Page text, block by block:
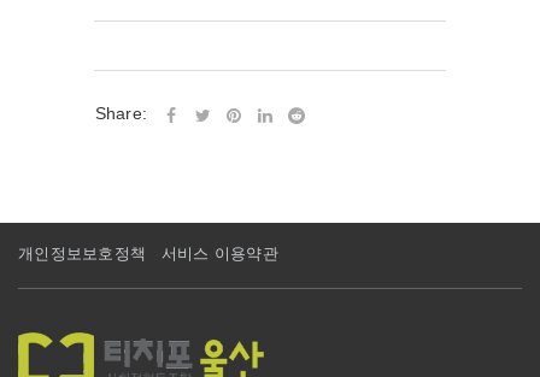
Share:
개인정보보호정책 서비스 이용약관